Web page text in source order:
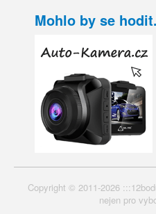
Mohlo by se
Copyright © 2011-2026
nejen pro